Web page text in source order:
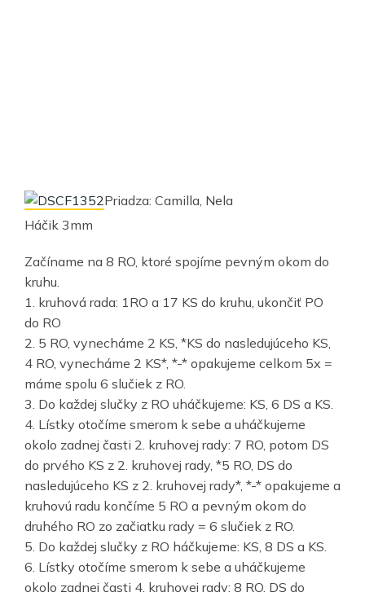
Priadza: Camilla, Nela
Háčik 3mm
Začíname na 8 RO, ktoré spojíme pevným okom do
kruhu.
1. kruhová rada: 1RO a 17 KS do kruhu, ukončiť PO
do RO
2. 5 RO, vynecháme 2 KS, *KS do nasledujúceho KS,
4 RO, vynecháme 2 KS*, *-* opakujeme celkom 5x =
máme spolu 6 slučiek z RO.
3. Do každej slučky z RO uháčkujeme: KS, 6 DS a KS.
4. Lístky otočíme smerom k sebe a uháčkujeme
okolo zadnej časti 2. kruhovej rady: 7 RO, potom DS
do prvého KS z 2. kruhovej rady, *5 RO, DS do
nasledujúceho KS z 2. kruhovej rady*, *-* opakujeme a
kruhovú radu končíme 5 RO a pevným okom do
druhého RO zo začiatku rady = 6 slučiek z RO.
5. Do každej slučky z RO háčkujeme: KS, 8 DS a KS.
6. Lístky otočíme smerom k sebe a uháčkujeme
okolo zadnej časti 4. kruhovej rady: 8 RO, DS do